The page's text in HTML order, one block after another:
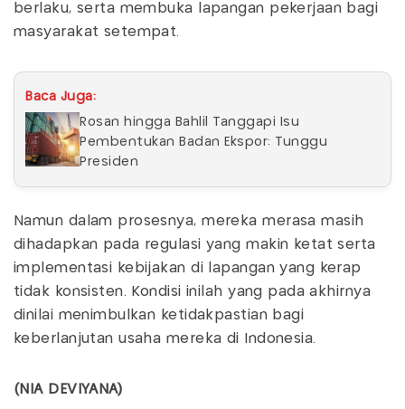
berlaku, serta membuka lapangan pekerjaan bagi
masyarakat setempat.
Baca Juga:
Rosan hingga Bahlil Tanggapi Isu
Pembentukan Badan Ekspor: Tunggu
Presiden
Namun dalam prosesnya, mereka merasa masih
dihadapkan pada regulasi yang makin ketat serta
implementasi kebijakan di lapangan yang kerap
tidak konsisten. Kondisi inilah yang pada akhirnya
dinilai menimbulkan ketidakpastian bagi
keberlanjutan usaha mereka di Indonesia.
(NIA DEVIYANA)